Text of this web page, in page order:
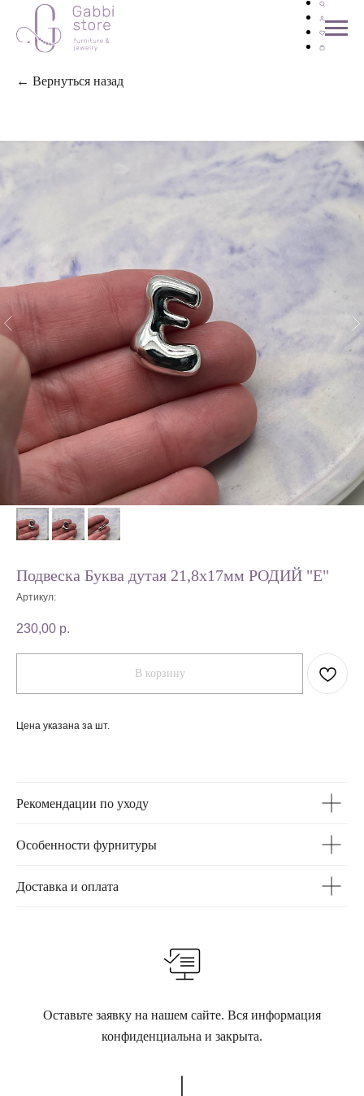
← Вернуться назад
Подвеска Буква дутая 21,8х17мм РОДИЙ "E"
Артикул:
230,00 р.
В корзину
Цена указана за шт.
Рекомендации по уходу
Особенности фурнитуры
Доставка и оплата
Оставьте заявку на нашем сайте. Вся информация
конфиденциальна и закрыта.